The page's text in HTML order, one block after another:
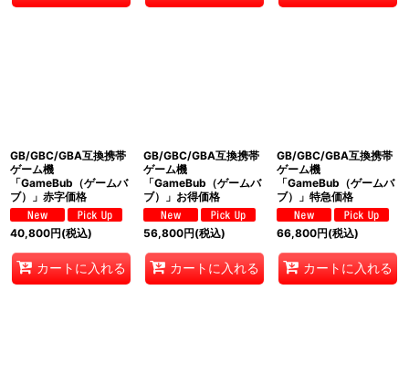
GB/GBC/GBA互換携帯
ゲーム機
「GameBub（ゲームバ
ブ）」赤字価格
40,800円(税込)
カートに入れる
GB/GBC/GBA互換携帯
ゲーム機
「GameBub（ゲームバ
ブ）」お得価格
56,800円(税込)
カートに入れる
GB/GBC/GBA互換携帯
ゲーム機
「GameBub（ゲームバ
ブ）」特急価格
66,800円(税込)
カートに入れる